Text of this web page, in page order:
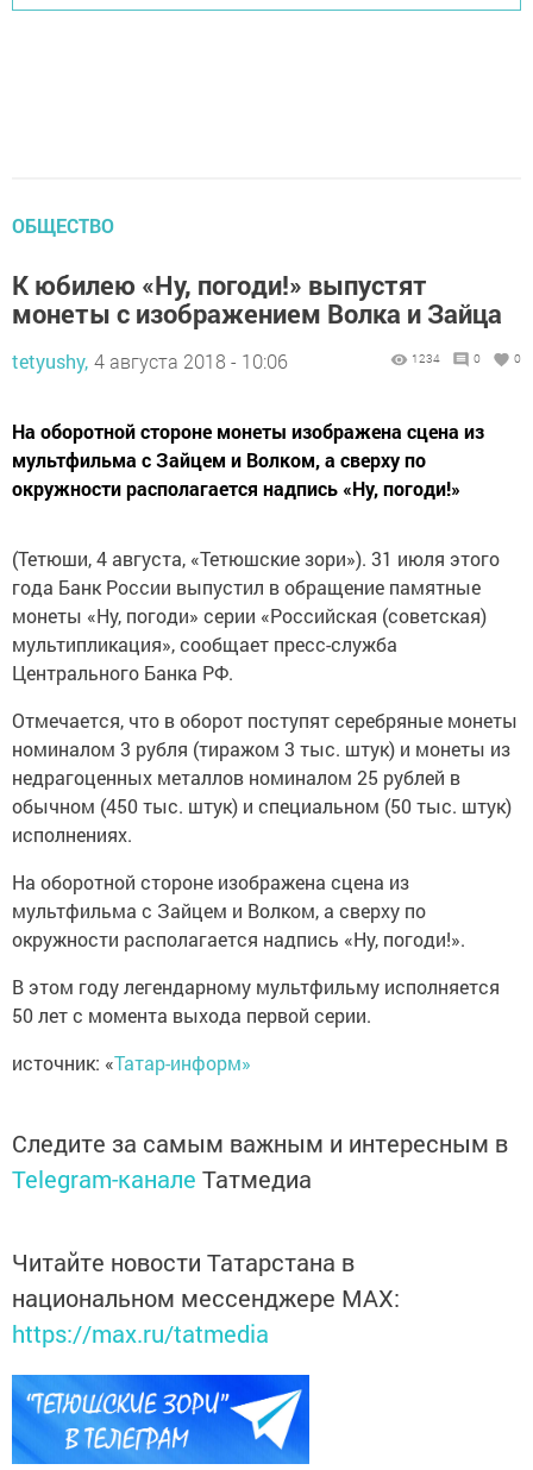
ОБЩЕСТВО
К юбилею «Ну, погоди!» выпустят
монеты с изображением Волка и Зайца
tetyushy, 4 августа 2018 - 10:06 1234 0 0
На оборотной стороне монеты изображена сцена из
мультфильма с Зайцем и Волком, а сверху по
окружности располагается надпись «Ну, погоди!»
(Тетюши, 4 августа, «Тетюшские зори»). 31 июля этого
года Банк России выпустил в обращение памятные
монеты «Ну, погоди» серии «Российская (советская)
мультипликация», сообщает пресс-служба
Центрального Банка РФ.
Отмечается, что в оборот поступят серебряные монеты
номиналом 3 рубля (тиражом 3 тыс. штук) и монеты из
недрагоценных металлов номиналом 25 рублей в
обычном (450 тыс. штук) и специальном (50 тыс. штук)
исполнениях.
На оборотной стороне изображена сцена из
мультфильма с Зайцем и Волком, а сверху по
окружности располагается надпись «Ну, погоди!».
В этом году легендарному мультфильму исполняется
50 лет с момента выхода первой серии.
источник: «Татар-информ»
Следите за самым важным и интересным в
Telegram-канале Татмедиа
Читайте новости Татарстана в
национальном мессенджере MАХ:
https://max.ru/tatmedia